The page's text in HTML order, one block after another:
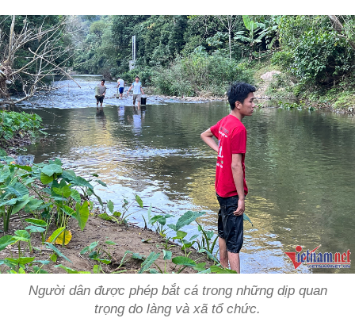
Người dân được phép bắt cá trong những dịp quan
trọng do làng và xã tổ chức.